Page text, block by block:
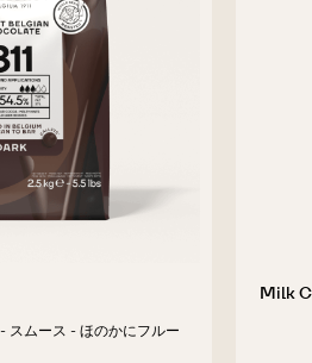
スムース - ほのかにフルー
Milk